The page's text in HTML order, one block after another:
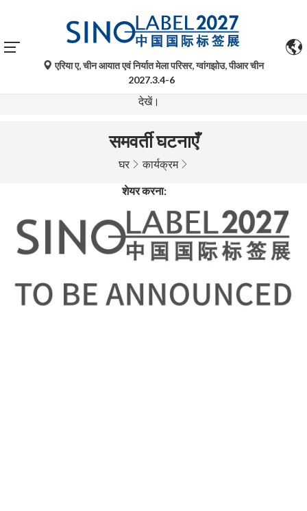
गूगल ट्रांसलेट द्वारा किए गए स्वचालित अनुवाद केवल संदर्भ के लिए हैं और
त्रुटिपूर्ण हो सकते हैं। किसी भी प्रश्न के लिए कृपया मूल भाषा संस्करण
देखें।
एरिया ए, चीन आयात एवं निर्यात मेला परिसर, ग्वांगझोउ, पीआर चीन
2027.3.4-6
समवर्ती घटनाएँ
घर कार्यक्रम
शेयर करना: